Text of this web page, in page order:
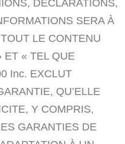
DÉCLARATIONS,
SERA À
LE CONTENU
ET « TEL QUE
Inc. EXCLUT
QU’ELLE
Y COMPRIS,
GARANTIES DE